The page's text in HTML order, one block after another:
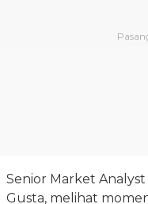
Senior Market Analyst
Gusta, melihat